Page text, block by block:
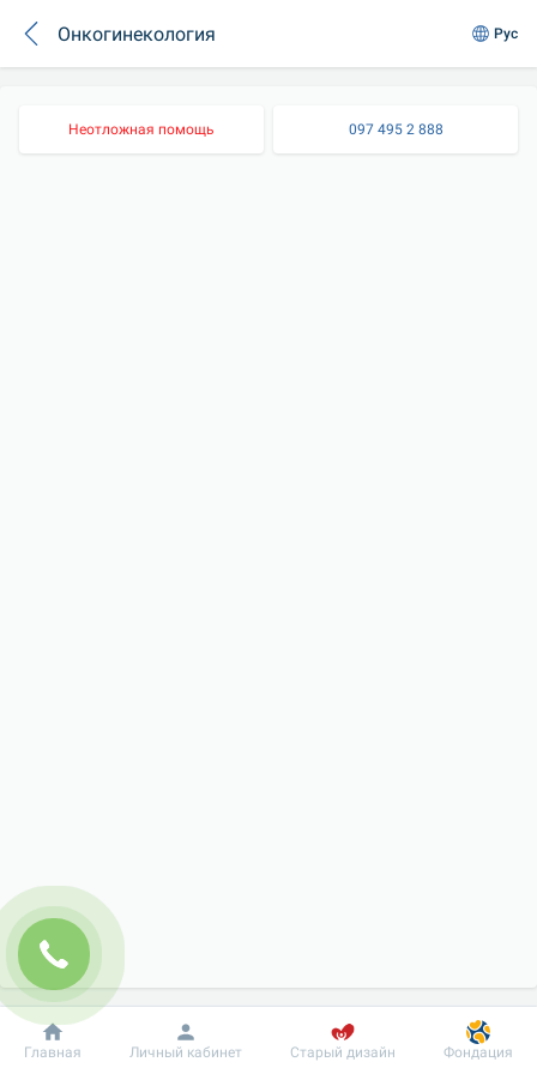
Онкогинекология Рус
Неотложная помощь 097 495 2 888
Добробут Информация Пациенту
Главная Личный кабинет Старый дизайн Фондация